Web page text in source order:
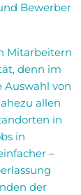
Bewerber
Mitarbeitern
denn im
von
allen
in
in
–
der